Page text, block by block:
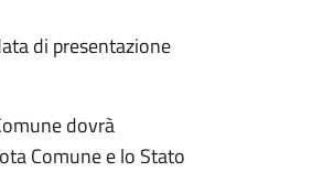
di presentazione
dovrà
Comune e lo Stato